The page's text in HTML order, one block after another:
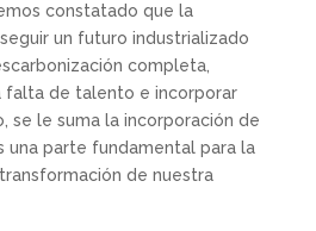
constatado que la
un futuro industrializado
completa,
falta de talento e incorporar
se le suma la incorporación de
una parte fundamental para la
de nuestra